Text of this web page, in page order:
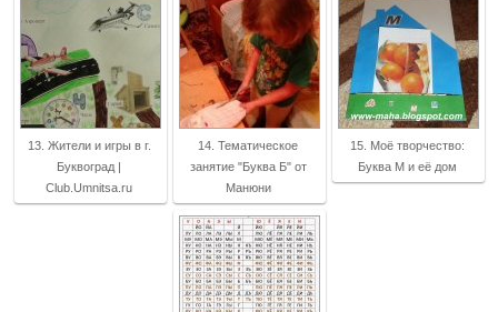
13. Жители и игры в г.
Буквоград |
Club.Umnitsa.ru
14. Тематическое
занятие "Буква Б" от
Манюни
15. Моё творчество:
Буква М и её дом